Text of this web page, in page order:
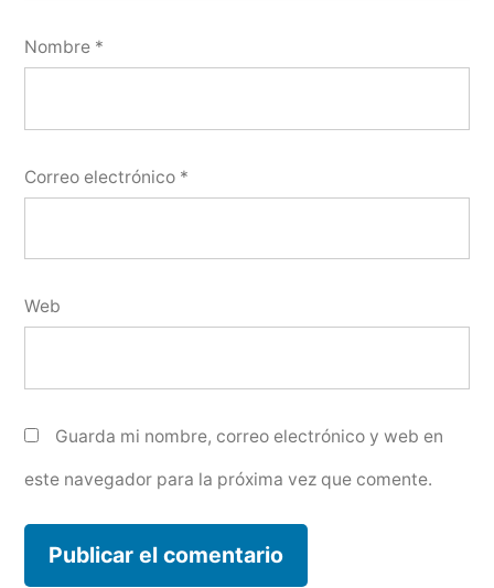
Nombre *
Correo electrónico *
Web
Guarda mi nombre, correo electrónico y web en
este navegador para la próxima vez que comente.